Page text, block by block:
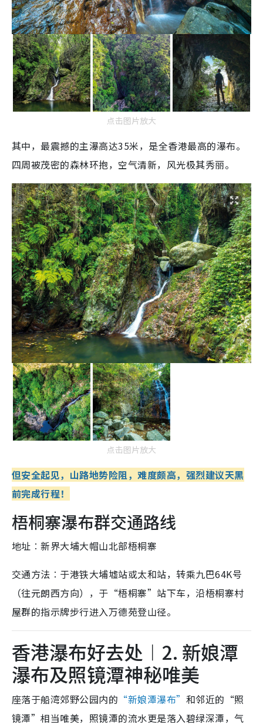
点击图片放大
其中，最震撼的主瀑高达35米，是全香港最高的瀑布。
四周被茂密的森林环抱，空气清新，风光极其秀丽。
点击图片放大
但安全起见，山路地势险阻，难度颇高，强烈建议天黑
前完成行程！
梧桐寨瀑布群交通路线
地址︰新界大埔大帽山北部梧桐寨
交通方法︰于港铁大埔墟站或太和站，转乘九巴64K号
（往元朗西方向），于“梧桐寨”站下车，沿梧桐寨村
屋群的指示牌步行进入万德苑登山径。
香港瀑布好去处︱2. 新娘潭
瀑布及照镜潭神秘唯美
座落于船湾郊野公园内的 “新娘潭瀑布” 和邻近的“照
镜潭”相当唯美，照镜潭的流水更是落入碧绿深潭，气